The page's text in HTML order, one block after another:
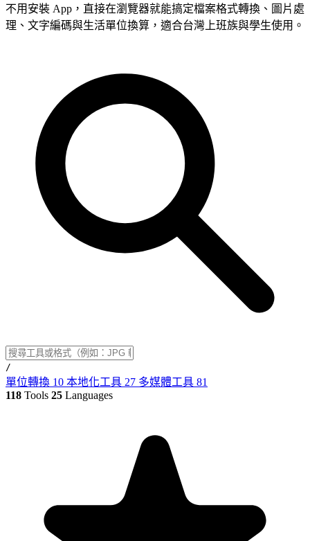
不用安裝 App，直接在瀏覽器就能搞定檔案格式轉換、圖片處
理、文字編碼與生活單位換算，適合台灣上班族與學生使用。
/
單位轉換 10 本地化工具 27 多媒體工具 81
118 Tools 25 Languages